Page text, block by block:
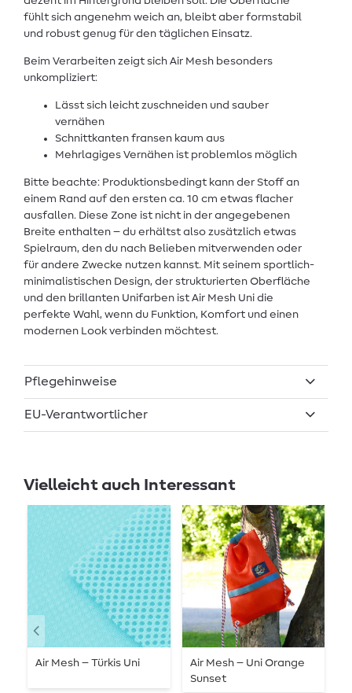
fühlt sich angenehm weich an, bleibt aber formstabil
und robust genug für den täglichen Einsatz.
Beim Verarbeiten zeigt sich Air Mesh besonders
unkompliziert:
Lässt sich leicht zuschneiden und sauber
vernähen
Schnittkanten fransen kaum aus
Mehrlagiges Vernähen ist problemlos möglich
Bitte beachte: Produktionsbedingt kann der Stoff an
einem Rand auf den ersten ca. 10 cm etwas flacher
ausfallen. Diese Zone ist nicht in der angegebenen
Breite enthalten – du erhältst also zusätzlich etwas
Spielraum, den du nach Belieben mitverwenden oder
für andere Zwecke nutzen kannst. Mit seinem sportlich-
minimalistischen Design, der strukturierten Oberfläche
und den brillanten Unifarben ist Air Mesh Uni die
perfekte Wahl, wenn du Funktion, Komfort und einen
modernen Look verbinden möchtest.
Pflegehinweise
EU-Verantwortlicher
Vielleicht auch Interessant
Air Mesh – Türkis Uni
Air Mesh – Uni Orange
Sunset